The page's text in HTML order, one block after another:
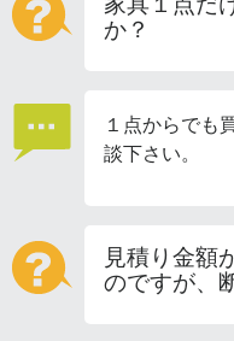
か？
１点からでも
談下さい。
見積り金額
のですが、